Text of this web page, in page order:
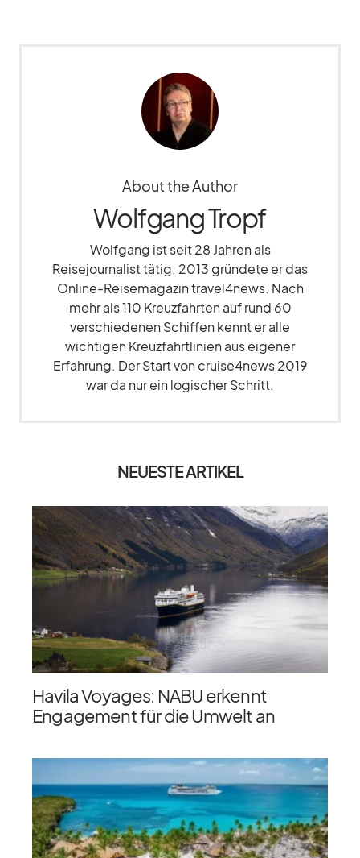
About the Author
Wolfgang Tropf
Wolfgang ist seit 28 Jahren als
Reisejournalist tätig. 2013 gründete er das
Online-Reisemagazin travel4news. Nach
mehr als 110 Kreuzfahrten auf rund 60
verschiedenen Schiffen kennt er alle
wichtigen Kreuzfahrtlinien aus eigener
Erfahrung. Der Start von cruise4news 2019
war da nur ein logischer Schritt.
NEUESTE ARTIKEL
Havila Voyages: NABU erkennt
Engagement für die Umwelt an